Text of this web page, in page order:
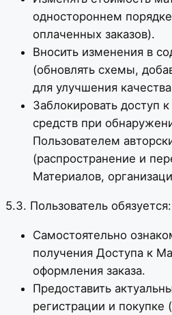
одностороннем
оплаченных заказов).
Вносить изменения в
(обновлять схемы,
для улучшения
Заблокировать доступ
средств при
Пользователем
(распространение и
Материалов,
5.3. Пользователь обязуется:
Самостоятельно
получения Доступа к
оформления заказа.
Предоставить
регистрации и покупке